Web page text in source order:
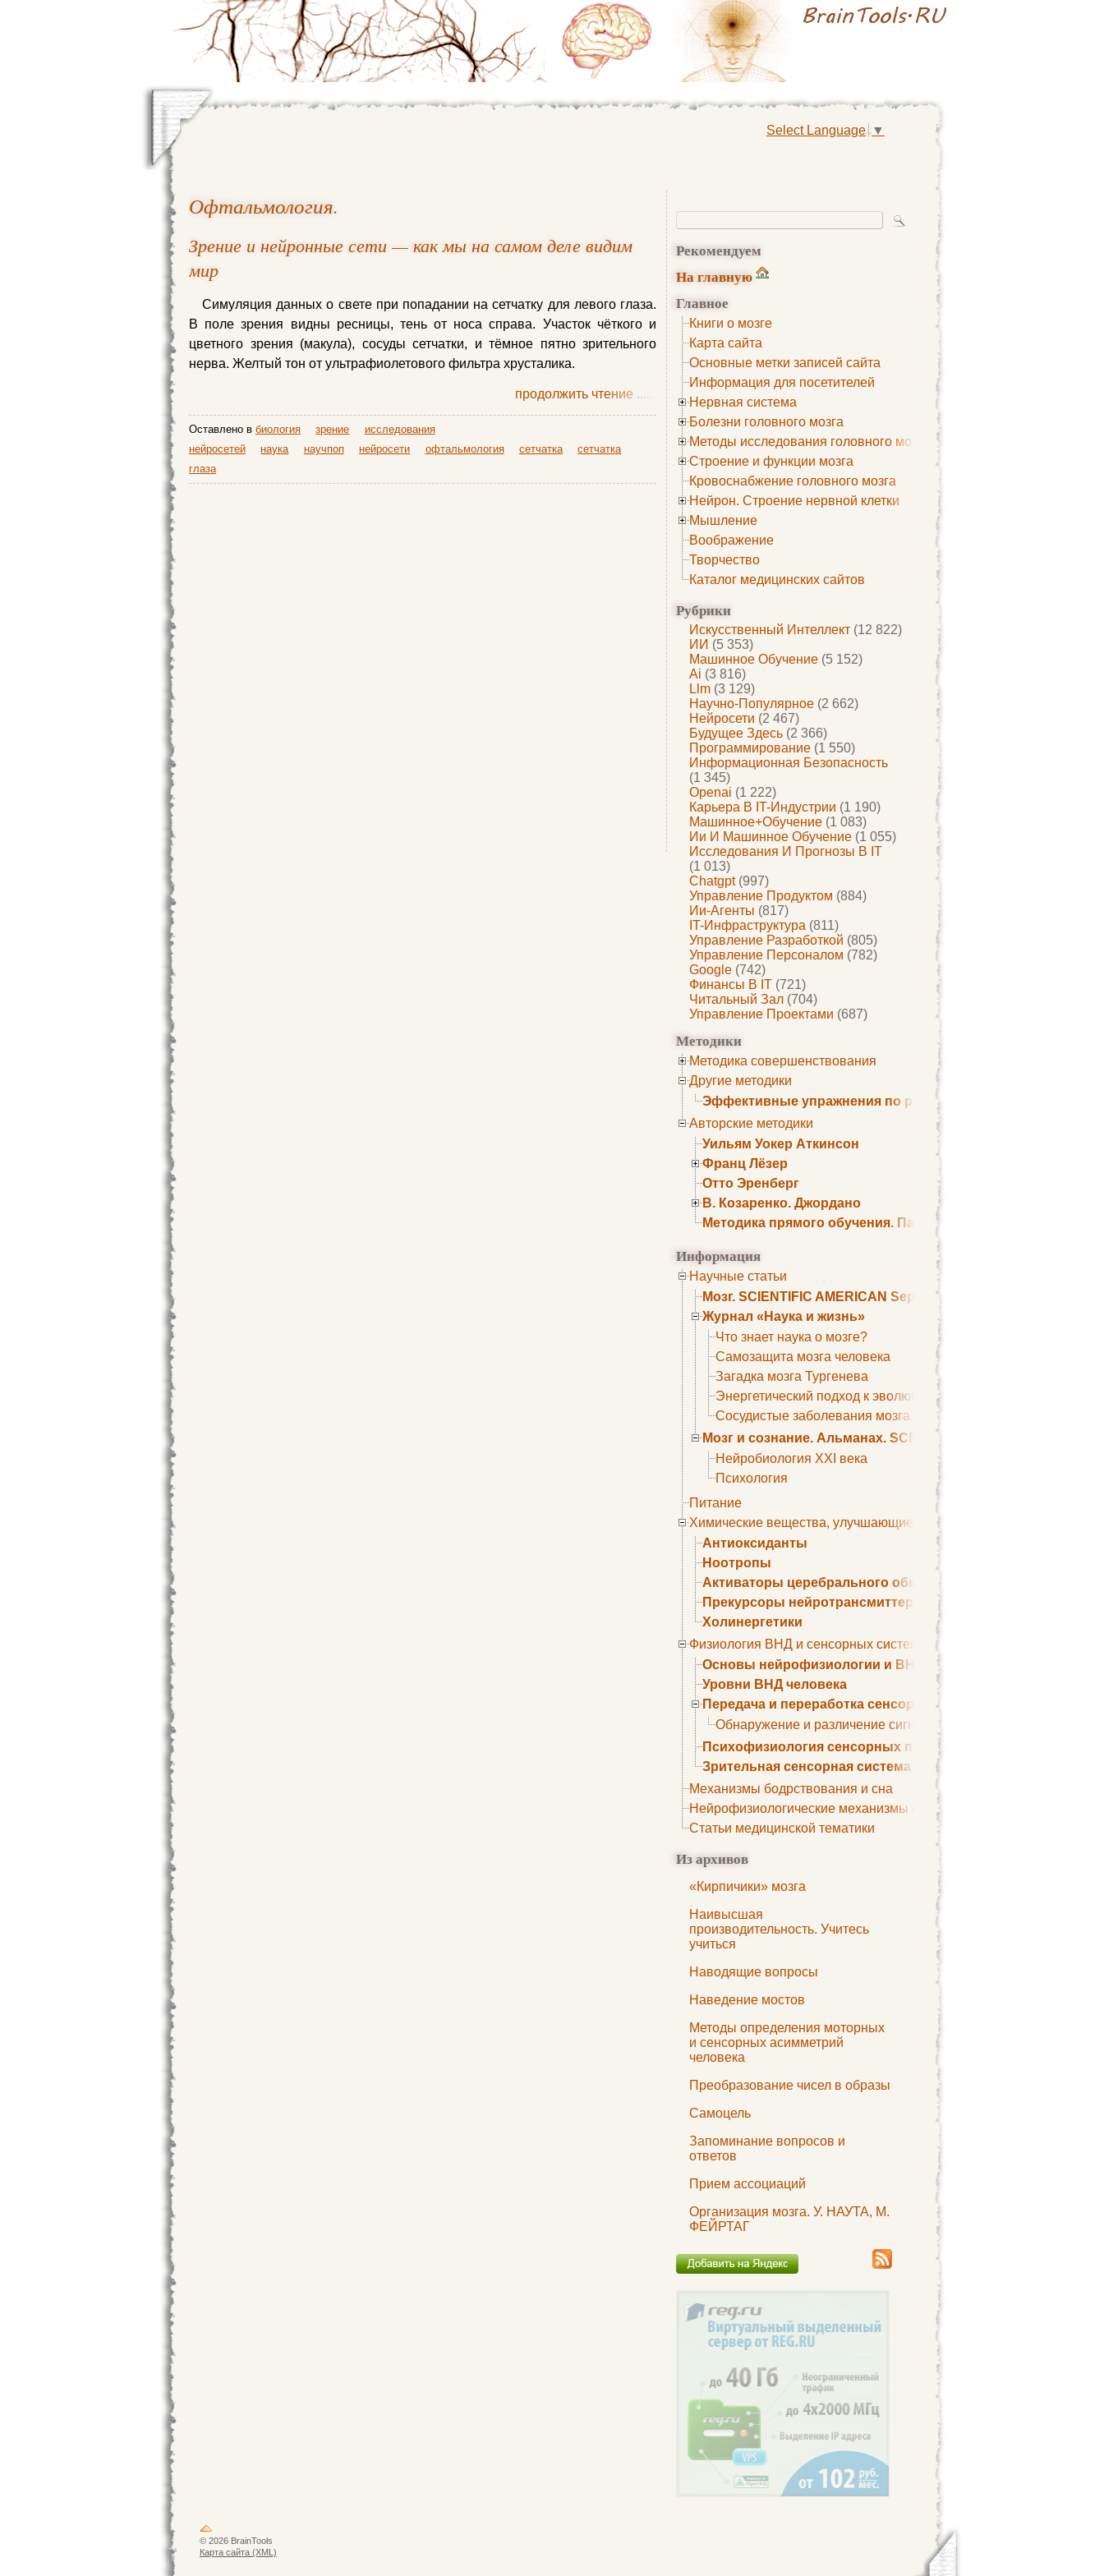
Select Language ▼
Рекомендуем
На главную
Главное
Книги о мозге
Карта сайта
Основные метки записей сайта
Информация для посетителей
Нервная система
Болезни головного мозга
Методы исследования головного мозга
Строение и функции мозга
Кровоснабжение головного мозга
Нейрон. Строение нервной клетки
Мышление
Воображение
Творчество
Каталог медицинских сайтов
Рубрики
Искусственный Интеллект (12 822)
ИИ (5 353)
Машинное Обучение (5 152)
Ai (3 816)
Llm (3 129)
Научно-Популярное (2 662)
Нейросети (2 467)
Будущее Здесь (2 366)
Программирование (1 550)
Информационная Безопасность
(1 345)
Openai (1 222)
Карьера В IT-Индустрии (1 190)
Машинное+обучение (1 083)
Ии И Машинное Обучение (1 055)
Исследования И Прогнозы В IT
(1 013)
Chatgpt(997)
Управление Продуктом (884)
Ии-Агенты (817)
IT-Инфраструктура (811)
Управление Разработкой (805)
Управление Персоналом (782)
Google (742)
Финансы В IT (721)
Читальный Зал (704)
Управление Проектами (687)
Методики
Методика совершенствования
Другие методики
Эффективные упражнения по развитию памяти
Авторские методики
Уильям Уокер Аткинсон
Франц Лёзер
Отто Эренберг
В. Козаренко. Джордано
Методика прямого обучения. Пауль Шелли
Информация
Научные статьи
Мозг. SCIENTIFIC AMERICAN September 1979
Журнал «Наука и жизнь»
Что знает наука о мозге?
Самозащита мозга человека
Загадка мозга Тургенева
Энергетический подход к эволюции мозга
Сосудистые заболевания мозга. Все может начаться с
Мозг и сознание. Альманах. SCIENTIFIC AMERICAN
Нейробиология XXI века
Психология
Питание
Химические вещества, улучшающие умственные способности
Антиоксиданты
Ноотропы
Активаторы церебрального обмена веществ
Прекурсоры нейротрансмиттеров
Холинергетики
Физиология ВНД и сенсорных систем
Основы нейрофизиологии и ВНД
Уровни ВНД человека
Передача и переработка сенсорных сигналов
Обнаружение и различение сигналов. Сенсорная рецепция
Психофизиология сенсорных процессов
Зрительная сенсорная система
Механизмы бодрствования и сна
Нейрофизиологические механизмы сна
Статьи медицинской тематики
Из архивов
«Кирпичики» мозга
Наивысшая
производительность. Учитесь
учиться
Наводящие вопросы
Наведение мостов
Методы определения моторных
и сенсорных асимметрий
человека
Преобразование чисел в образы
Самоцель
Запоминание вопросов и
ответов
Прием ассоциаций
Организация мозга. У. НАУТА, М.
ФЕЙРТАГ
Офтальмология.
Зрение и нейронные сети — как мы на самом деле видим
мир
Симуляция данных о свете при попадании на сетчатку для левого глаза.
В поле зрения видны ресницы, тень от носа справа. Участок чёткого и
цветного зрения (макула), сосуды сетчатки, и тёмное пятно зрительного
нерва. Желтый тон от ультрафиолетового фильтра хрусталика.
продолжить чтение ......
Оставлено в биология зрение
исследования
нейросетей
наука научпоп нейросети офтальмология сетчатка
сетчатка
глаза
© 2026 BrainTools
Карта сайта (XML)